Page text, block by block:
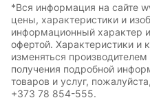
*Вся информация на сайте
цены, характеристики и
информационный характер
офертой. Характеристики и
изменяться
получения подробной
товаров и услуг,
+373 78 854-555.